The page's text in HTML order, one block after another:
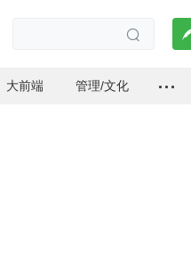
 
大前端 管理/文化